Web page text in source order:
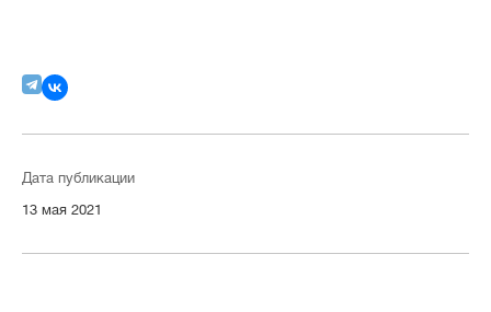
Дата публикации
13 мая 2021